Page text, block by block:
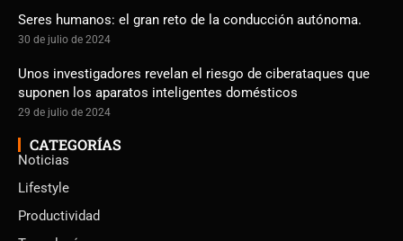
Seres humanos: el gran reto de la conducción autónoma.
30 de julio de 2024
Unos investigadores revelan el riesgo de ciberataques que
suponen los aparatos inteligentes domésticos
29 de julio de 2024
CATEGORÍAS
Noticias
Lifestyle
Productividad